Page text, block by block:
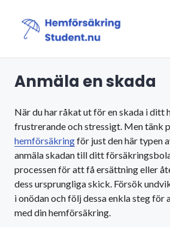
innehåll
Hemförsäkring Student
Anmäla en skada
När du har råkat ut för en skada i ditt
frustrerande och stressigt. Men tänk
hemförsäkringför just den här typen
anmäla skadan till ditt
processen för att få ersättning eller
dess ursprungliga skick. Försök
i onödan och följ dessa enkla steg för
med din hemförsäkring.